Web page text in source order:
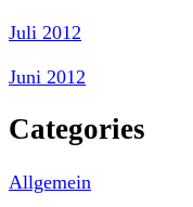
Juli 2012
Juni 2012
Categories
Allgemein